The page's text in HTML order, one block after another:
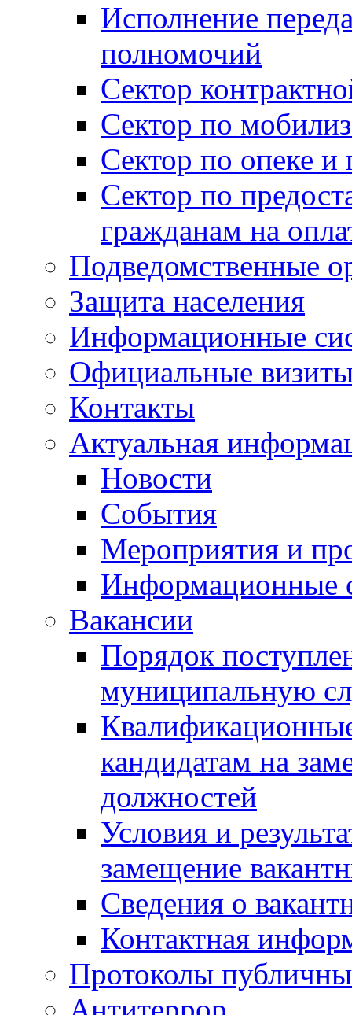
Исполнение
полномочий
Сектор
Сектор по
Сектор по опеке и
Сектор по
гражданам на
Подведомственные
Защита населения
Информационные
Официальные
Контакты
Актуальная
Новости
События
Мероприятия и
Информационные
Вакансии
Порядок
муниципальную
кандидатам на
должностей
Условия и
замещение
Сведения о
Контактная
Протоколы